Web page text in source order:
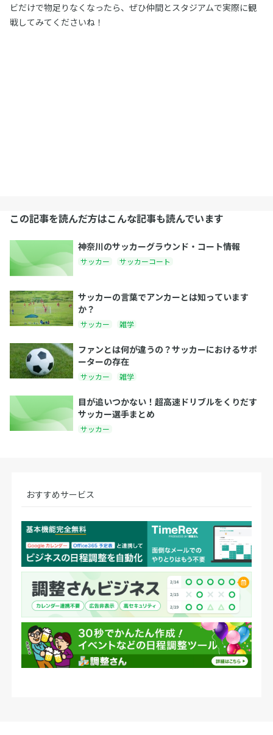
ビだけで物足りなくなったら、ぜひ仲間とスタジアムで実際に観
戦してみてくださいね！
この記事を読んだ方はこんな記事も読んでいます
神奈川のサッカーグラウンド・コート情報
サッカー サッカーコート
サッカーの言葉でアンカーとは知っています
か？
サッカー 雑学
ファンとは何が違うの？サッカーにおけるサポ
ーターの存在
サッカー 雑学
目が追いつかない！超高速ドリブルをくりだす
サッカー選手まとめ
サッカー
おすすめサービス